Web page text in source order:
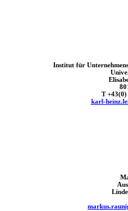
Institut für
T
karl-